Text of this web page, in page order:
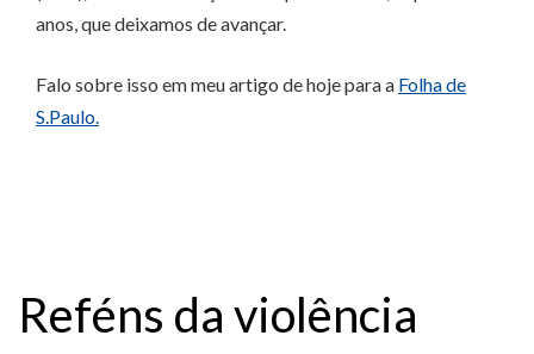
anos, que deixamos de avançar.
Falo sobre isso em meu artigo de hoje para a Folha de
S.Paulo.
Reféns da violência